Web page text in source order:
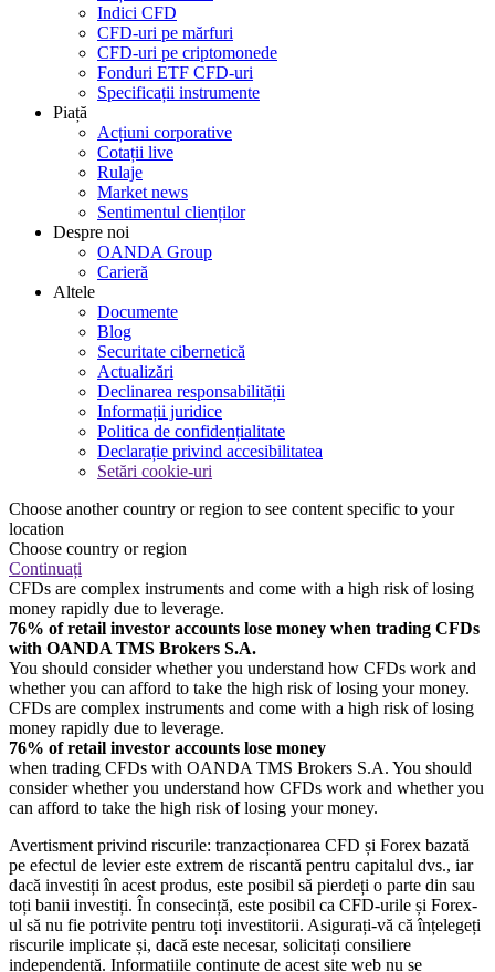
Indici CFD
CFD-uri pe mărfuri
CFD-uri pe criptomonede
Fonduri ETF CFD-uri
Specificații instrumente
Piață
Acțiuni corporative
Cotații live
Rulaje
Market news
Sentimentul clienților
Despre noi
OANDA Group
Carieră
Altele
Documente
Blog
Securitate cibernetică
Actualizări
Declinarea responsabilității
Informații juridice
Politica de confidențialitate
Declarație privind accesibilitatea
Setări cookie-uri
Choose another country or region to see content specific to your
location
Choose country or region
Continuați
CFDs are complex instruments and come with a high risk of losing
money rapidly due to leverage.
76% of retail investor accounts lose money when trading CFDs
with OANDA TMS Brokers S.A.
You should consider whether you understand how CFDs work and
whether you can afford to take the high risk of losing your money.
CFDs are complex instruments and come with a high risk of losing
money rapidly due to leverage.
76% of retail investor accounts lose money
when trading CFDs with OANDA TMS Brokers S.A. You should
consider whether you understand how CFDs work and whether you
can afford to take the high risk of losing your money.
Avertisment privind riscurile: tranzacționarea CFD și Forex bazată
pe efectul de levier este extrem de riscantă pentru capitalul dvs., iar
dacă investiți în acest produs, este posibil să pierdeți o parte din sau
toți banii investiți. În consecință, este posibil ca CFD-urile și Forex-
ul să nu fie potrivite pentru toți investitorii. Asigurați-vă că înțelegeți
riscurile implicate și, dacă este necesar, solicitați consiliere
independentă. Informațiile conținute de acest site web nu se